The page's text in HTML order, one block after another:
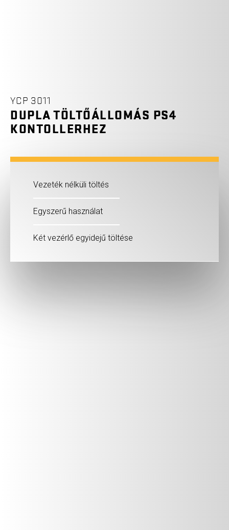
YCP 3011
DUPLA TÖLTŐÁLLOMÁS PS4
KONTOLLERHEZ
Vezeték nélküli töltés
Egyszerű használat
Két vezérlő egyidejű töltése